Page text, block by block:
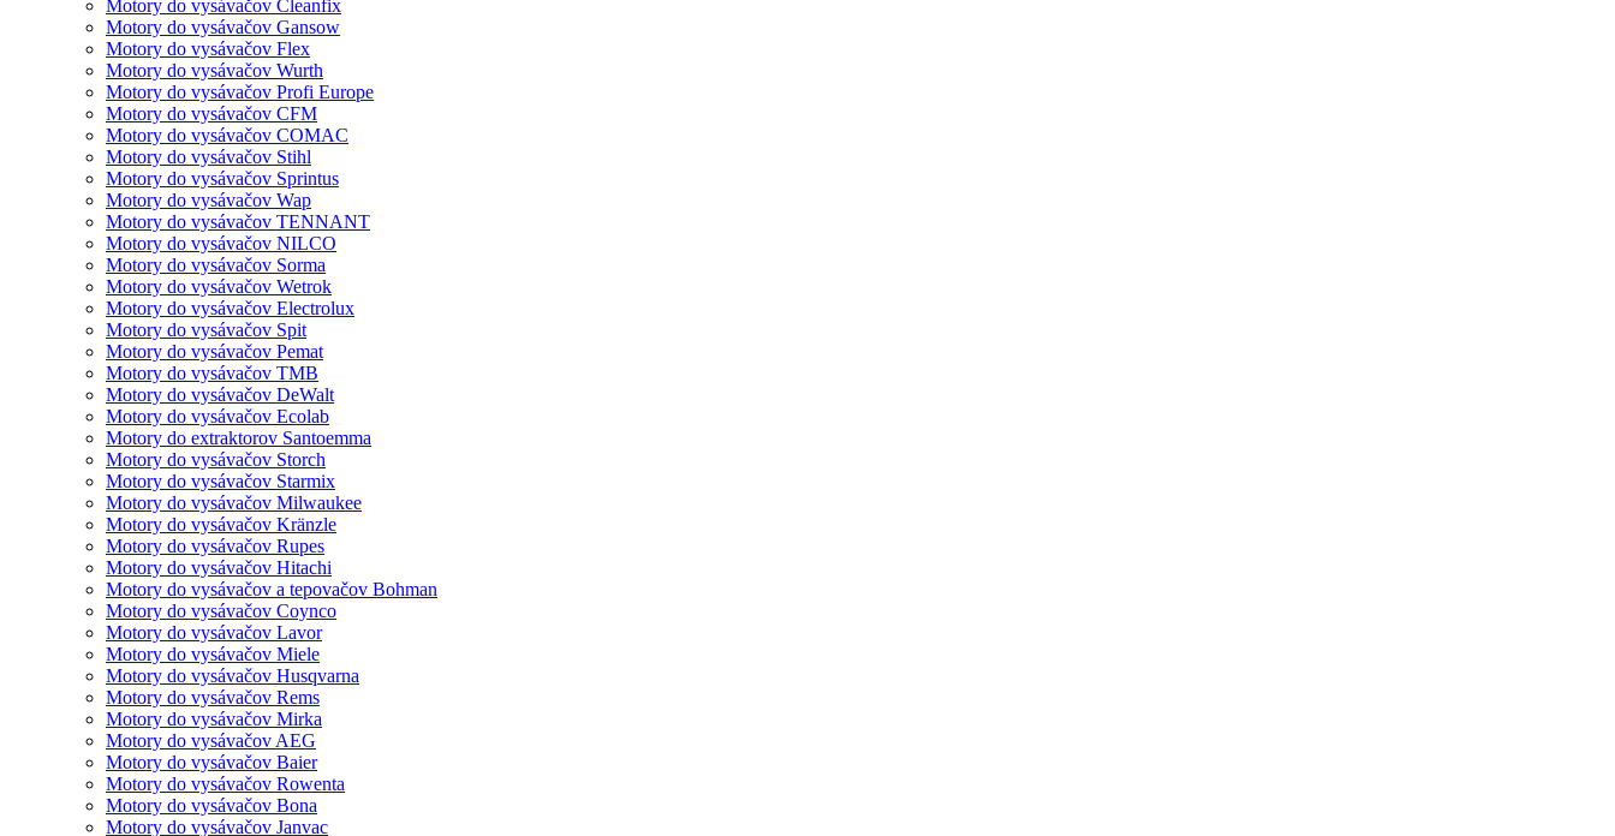
Motory do vysávačov Cleanfix
Motory do vysávačov Gansow
Motory do vysávačov Flex
Motory do vysávačov Wurth
Motory do vysávačov Profi Europe
Motory do vysávačov CFM
Motory do vysávačov COMAC
Motory do vysávačov Stihl
Motory do vysávačov Sprintus
Motory do vysávačov Wap
Motory do vysávačov TENNANT
Motory do vysávačov NILCO
Motory do vysávačov Sorma
Motory do vysávačov Wetrok
Motory do vysávačov Electrolux
Motory do vysávačov Spit
Motory do vysávačov Pemat
Motory do vysávačov TMB
Motory do vysávačov DeWalt
Motory do vysávačov Ecolab
Motory do extraktorov Santoemma
Motory do vysávačov Storch
Motory do vysávačov Starmix
Motory do vysávačov Milwaukee
Motory do vysávačov Kränzle
Motory do vysávačov Rupes
Motory do vysávačov Hitachi
Motory do vysávačov a tepovačov Bohman
Motory do vysávačov Coynco
Motory do vysávačov Lavor
Motory do vysávačov Miele
Motory do vysávačov Husqvarna
Motory do vysávačov Rems
Motory do vysávačov Mirka
Motory do vysávačov AEG
Motory do vysávačov Baier
Motory do vysávačov Rowenta
Motory do vysávačov Bona
Motory do vysávačov Janvac